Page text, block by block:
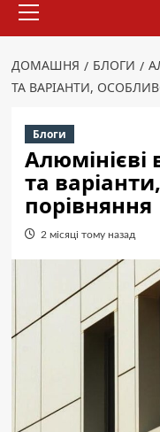
меню
ДОМАШНЯ БЛОГИ
ТА ВАРІАНТИ,
Блоги
Алюмінієві
та
порівняння
2 місяці тому назад